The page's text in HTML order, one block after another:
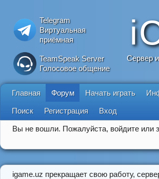
Telegram
Виртуальная
приёмная
TeamSpeak Server
Голосовое общение
Сервер
Главная Форум Начать играть
Поиск Регистрация Вход
Вы не вошли. Пожалуйста, войдите или
igame.uz прекращает свою работу,